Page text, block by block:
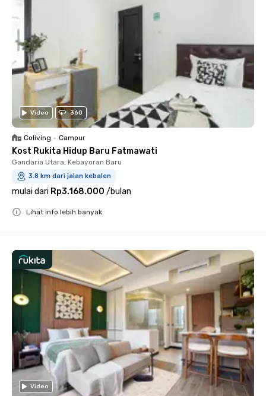
Video 360
Coliving • Campur
Kost Rukita Hidup Baru Fatmawati
Gandaria Utara, Kebayoran Baru
3.8 km dari jalan kebalen
mulai dari Rp3.168.000 /bulan
Lihat info lebih banyak
Video